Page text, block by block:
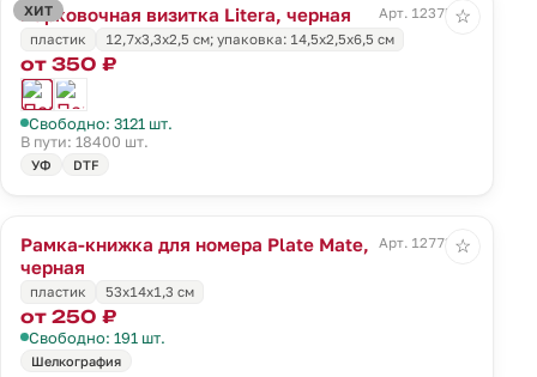
ХИТ
Парковочная визитка Litera, черная
Арт. 12375.30
пластик
12,7х3,3х2,5 см; упаковка: 14,5х2,5х6,5 см
от 350 ₽
Свободно: 3121 шт.
В пути: 18400 шт.
УФ DTF
☆
Рамка-книжка для номера Plate Mate,
черная
Арт. 12773.30
пластик 53x14x1,3 см
от 250 ₽
Свободно: 191 шт.
Шелкография
☆